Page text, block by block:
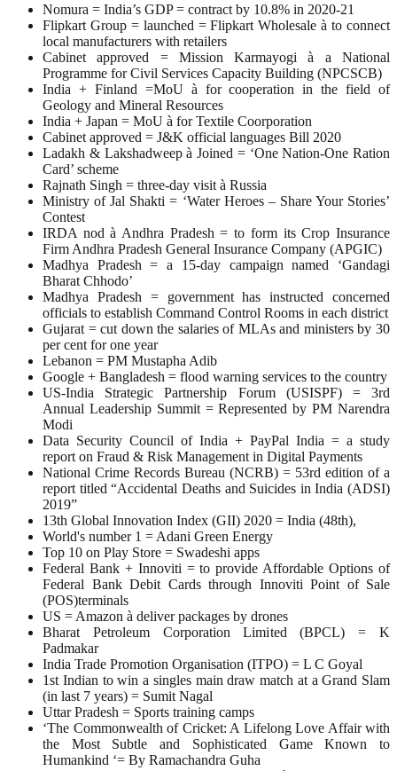
Nomura = India’s GDP = contract by 10.8% in 2020-21
Flipkart Group = launched = Flipkart Wholesale à to connect
local manufacturers with retailers
Cabinet approved = Mission Karmayogi à a National
Programme for Civil Services Capacity Building (NPCSCB)
India + Finland =MoU à for cooperation in the field of
Geology and Mineral Resources
India + Japan = MoU à for Textile Coorporation
Cabinet approved = J&K official languages Bill 2020
Ladakh & Lakshadweep à Joined = ‘One Nation-One Ration
Card’ scheme
Rajnath Singh = three-day visit à Russia
Ministry of Jal Shakti = ‘Water Heroes – Share Your Stories’
Contest
IRDA nod à Andhra Pradesh = to form its Crop Insurance
Firm Andhra Pradesh General Insurance Company (APGIC)
Madhya Pradesh = a 15-day campaign named ‘Gandagi
Bharat Chhodo’
Madhya Pradesh = government has instructed concerned
officials to establish Command Control Rooms in each district
Gujarat = cut down the salaries of MLAs and ministers by 30
per cent for one year
Lebanon = PM Mustapha Adib
Google + Bangladesh = flood warning services to the country
US-India Strategic Partnership Forum (USISPF) = 3rd
Annual Leadership Summit = Represented by PM Narendra
Modi
Data Security Council of India + PayPal India = a study
report on Fraud & Risk Management in Digital Payments
National Crime Records Bureau (NCRB) = 53rd edition of a
report titled “Accidental Deaths and Suicides in India (ADSI)
2019”
13th Global Innovation Index (GII) 2020 = India (48th),
World's number 1 = Adani Green Energy
Top 10 on Play Store = Swadeshi apps
Federal Bank + Innoviti = to provide Affordable Options of
Federal Bank Debit Cards through Innoviti Point of Sale
(POS)terminals
US = Amazon à deliver packages by drones
Bharat Petroleum Corporation Limited (BPCL) = K
Padmakar
India Trade Promotion Organisation (ITPO) = L C Goyal
1st Indian to win a singles main draw match at a Grand Slam
(in last 7 years) = Sumit Nagal
Uttar Pradesh = Sports training camps
‘The Commonwealth of Cricket: A Lifelong Love Affair with
the Most Subtle and Sophisticated Game Known to
Humankind ‘= By Ramachandra Guha